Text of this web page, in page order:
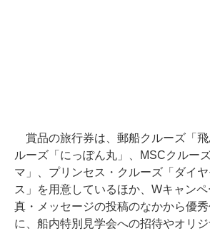
賞品の旅行券は、郵船クルーズ「飛
ルーズ「にっぽん丸」、MSCクルー
マ」、プリンセス・クルーズ「ダイ
ス」を用意しているほか、Wキャン
真・メッセージの投稿のなかから優
に、船内特別見学会への招待やオリ